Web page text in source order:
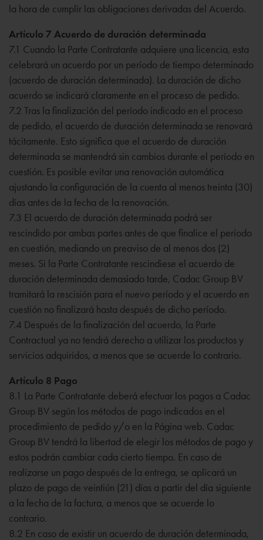
la hora de cumplir las obligaciones derivadas del Acuerdo.
Artículo 7 Acuerdo de duración determinada
7.1 Cuando la Parte Contratante adquiere una licencia, esta
celebrará un acuerdo por un período de tiempo determinado
(acuerdo de duración determinada). La duración de dicho
acuerdo se indicará claramente en el proceso de pedido.
7.2 Tras la finalización del período indicado en el proceso
de pedido, el acuerdo de duración determinada se renovará
tácitamente. Esto significa que el acuerdo de duración
determinada se mantendrá sin cambios durante el período en
cuestión. Es posible evitar una renovación automática
ajustando la configuración de la cuenta al menos treinta (30)
días antes de la fecha de la renovación.
7.3 El acuerdo de duración determinada podrá ser
rescindido por ambas partes antes de que finalice el período
en cuestión, mediando un preaviso de al menos dos (2)
meses. Si la Parte Contratante rescindiese el acuerdo de
duración determinada demasiado tarde, Cadac Group BV
tramitará la rescisión para el nuevo período y el acuerdo en
cuestión no finalizará hasta después de dicho período.
7.4 Después de la finalización del acuerdo, la Parte
Contractual ya no tendrá derecho a utilizar los productos y
servicios adquiridos, a menos que se acuerde lo contrario.
Artículo 8 Pago
8.1 La Parte Contratante deberá efectuar los pagos a Cadac
Group BV según los métodos de pago indicados en el
procedimiento de pedido y/o en la Página web. Cadac
Group BV tendrá la libertad de elegir los métodos de pago y
estos podrán cambiar cada cierto tiempo. En caso de
realizarse un pago después de la entrega, se aplicará un
plazo de pago de veintiún (21) días a partir del día siguiente
a la fecha de la factura, a menos que se acuerde lo
contrario.
8.2 En caso de existir un acuerdo de duración determinada,